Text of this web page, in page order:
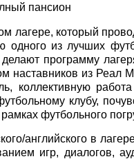
пансион
лагере, который
одного из лучших
делают программу
наставников из Реал
коллективную
клубу,
футбольного
английского в
игр, диалогов,